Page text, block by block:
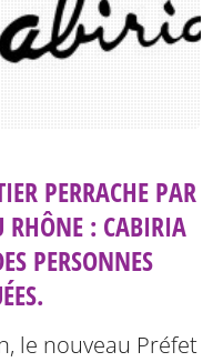
PERRACHE PAR
RHÔNE : CABIRIA
PERSONNES
le nouveau Préfet